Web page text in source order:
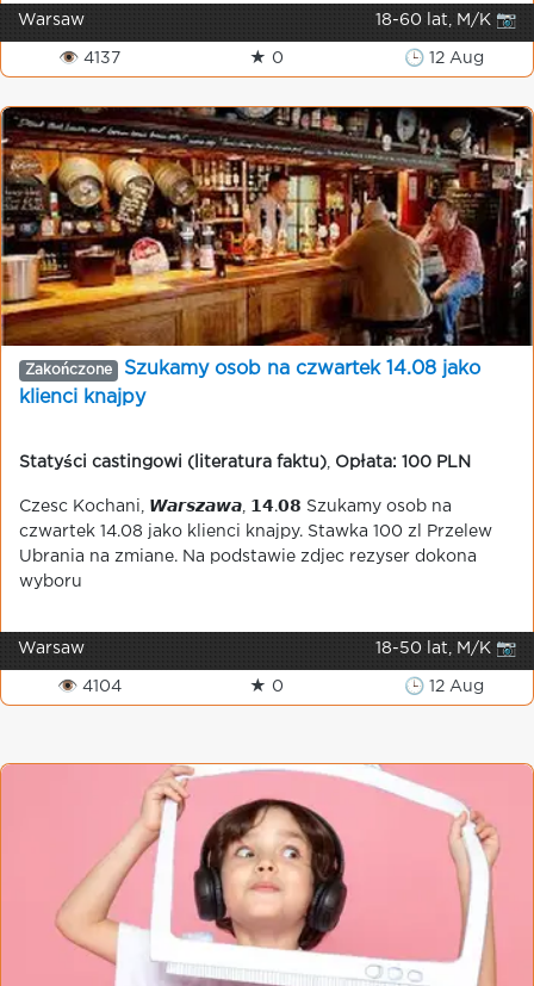
Warsaw 18-60 lat, M/K 📷
👁 4137 ★ 0 🕒 12 Aug
Zakończone
Szukamy osob na czwartek 14.08 jako
klienci knajpy
Statyści castingowi (literatura faktu) Opłata: 100 PLN
Czesc Kochani, 𝙒𝙖𝙧𝙨𝙯𝙖𝙬𝙖, 𝟭𝟰.𝟬𝟴 Szukamy osob na
czwartek 14.08 jako klienci knajpy. Stawka 100 zl Przelew
Ubrania na zmiane. Na podstawie zdjec rezyser dokona
wyboru
Warsaw 18-50 lat, M/K 📷
👁 4104 ★ 0 🕒 12 Aug